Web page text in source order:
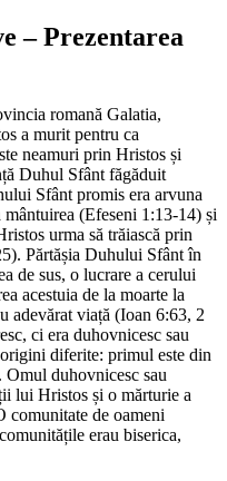
– Prezentarea
romană Galatia,
a murit pentru ca
neamuri prin Hristos și
Duhul Sfânt făgăduit
Sfânt promis era arvuna
(Efeseni 1:13-14) și
urma să trăiască prin
Părtășia Duhului Sfânt în
de sus, o lucrare a cerului
acestuia de la moarte la
adevărat viață (Ioan 6:63, 2
ci era duhovnicesc sau
diferite: primul este din
Omul duhovnicesc sau
lui Hristos și o mărturie a
comunitate de oameni
erau biserica,